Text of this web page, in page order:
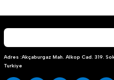
Adres :Akçaburgaz Mah. Alkop Cad. 319.
Turkiye